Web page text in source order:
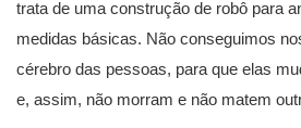
trata de uma construção de robô para
medidas básicas. Não conseguimos
cérebro das pessoas, para que elas
e, assim, não morram e não matem